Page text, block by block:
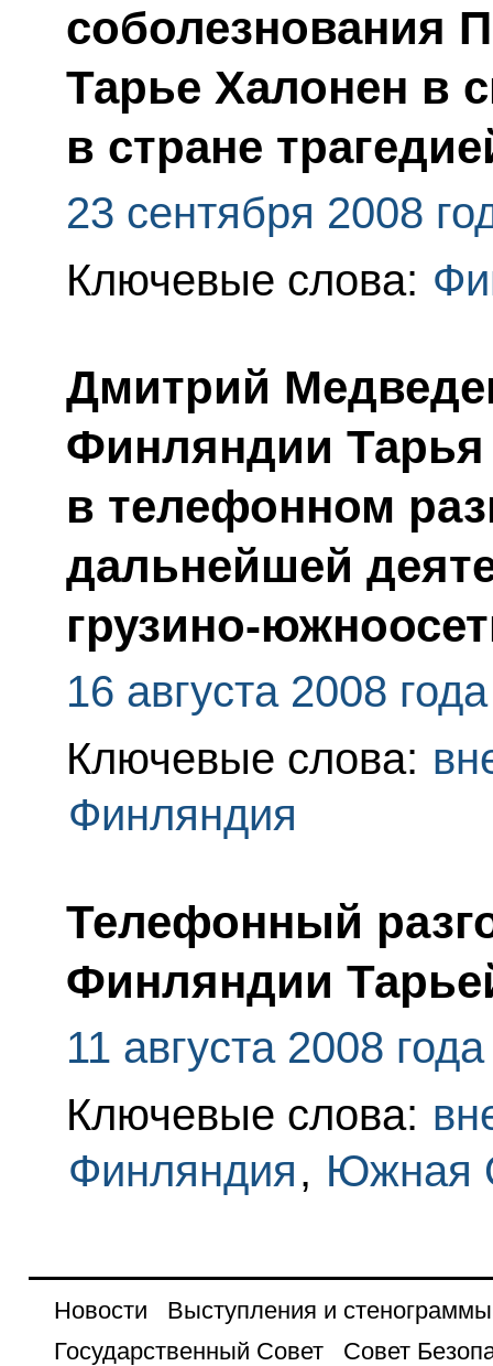
соболезнования
Тарье Халонен в
в стране
23 сентября 2008
Ключевые слова:
Дмитрий
Финляндии
в телефонном
дальнейшей
грузино-
16 августа 2008 года
Ключевые слова:
Финляндия
Телефонный
Финляндии
11 августа 2008 года
Ключевые слова:
Финляндия, Южная
Новости
Выступления и стенограммы
Государственный Совет
Совет